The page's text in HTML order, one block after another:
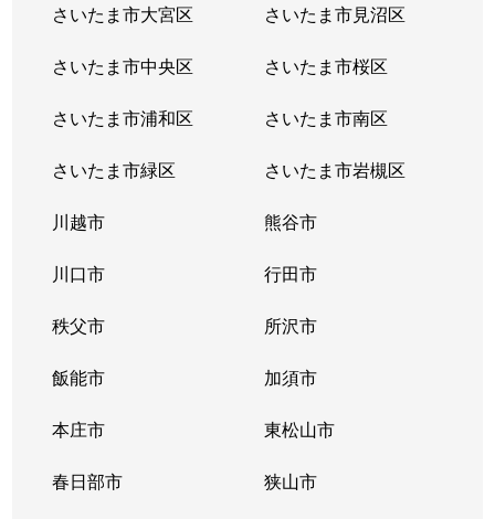
さいたま市大宮区 さいたま市見沼区
さいたま市中央区 さいたま市桜区
さいたま市浦和区 さいたま市南区
さいたま市緑区 さいたま市岩槻区
川越市 熊谷市
川口市 行田市
秩父市 所沢市
飯能市 加須市
本庄市 東松山市
春日部市 狭山市